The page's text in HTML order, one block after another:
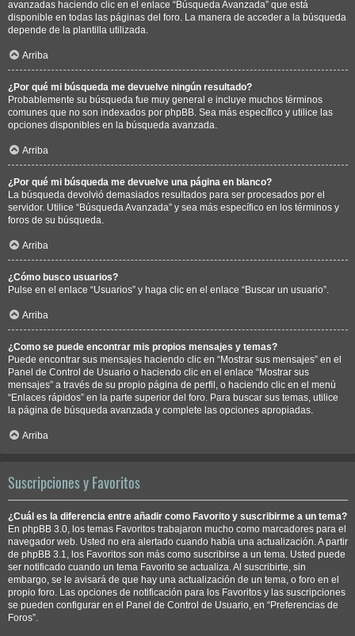
avanzadas haciendo clic en el enlace “Búsqueda Avanzada” que está
disponible en todas las páginas del foro. La manera de acceder a la búsqueda
depende de la plantilla utilizada.
Arriba
¿Por qué mi búsqueda me devuelve ningún resultado?
Probablemente su búsqueda fue muy general e incluye muchos términos
comunes que no son indexados por phpBB. Sea más específico y utilice las
opciones disponibles en la búsqueda avanzada.
Arriba
¿Por qué mi búsqueda me devuelve una página en blanco?
La búsqueda devolvió demasiados resultados para ser procesados por el
servidor. Utilice “Búsqueda Avanzada” y sea más específico en los términos y
foros de su búsqueda.
Arriba
¿Cómo busco usuarios?
Pulse en el enlace “Usuarios” y haga clic en el enlace “Buscar un usuario”.
Arriba
¿Como se puede encontrar mis propios mensajes y temas?
Puede encontrar sus mensajes haciendo clic en “Mostrar sus mensajes” en el
Panel de Control de Usuario o haciendo clic en el enlace “Mostrar sus
mensajes” a través de su propio página de perfil, o haciendo clic en el menú
“Enlaces rápidos” en la parte superior del foro. Para buscar sus temas, utilice
la página de búsqueda avanzada y complete las opciones apropiadas.
Arriba
Suscripciones y Favoritos
¿Cuál es la diferencia entre añadir como Favorito y suscribirme a un tema?
En phpBB 3.0, los temas Favoritos trabajaron mucho como marcadores para el
navegador web. Usted no era alertado cuando había una actualización. A partir
de phpBB 3.1, los Favoritos son más como suscribirse a un tema. Usted puede
ser notificado cuando un tema Favorito se actualiza. Al suscribirte, sin
embargo, se le avisará de que hay una actualización de un tema, o foro en el
propio foro. Las opciones de notificación para los Favoritos y las suscripciones
se pueden configurar en el Panel de Control de Usuario, en “Preferencias de
Foros”.